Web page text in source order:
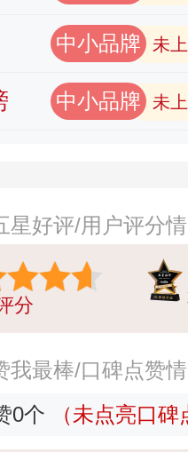
中小品牌 未
中小品牌 未
星好评/用户评分
分
我最棒/口碑点赞
0个
（未点亮口